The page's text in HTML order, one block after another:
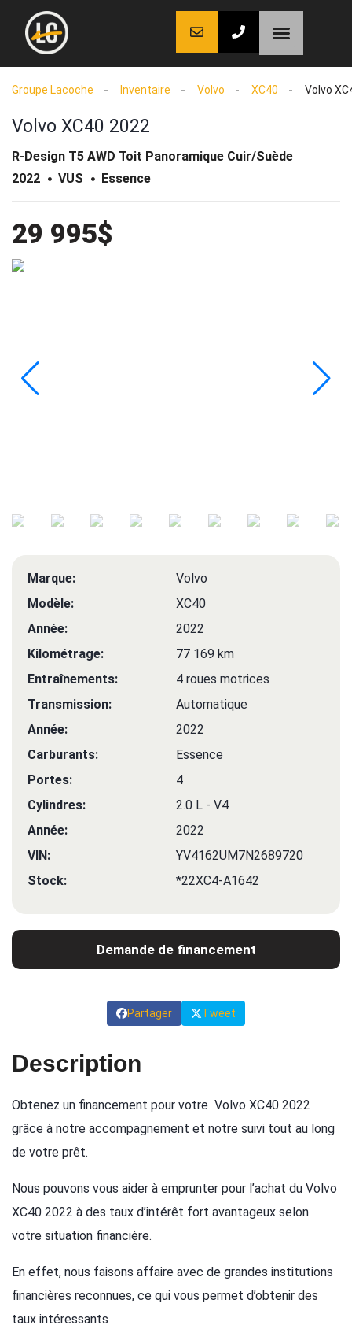
Groupe Lacoche Inventaire Volvo XC40 Volvo
Volvo XC40 2022
R-Design T5 AWD Toit Panoramique Cuir/Suède
2022
VUS Essence
29 995$
Marque:
Volvo
Modèle:
XC40
Année:
2022
Kilométrage:
77 169 km
Entraînements:
4 roues motrices
Transmission:
Automatique
Année:
2022
Carburants:
Essence
Portes:
4
Cylindres:
2.0 L - V4
Année:
2022
VIN:
YV4162UM7N2689720
Stock:
*22XC4-A1642
Demande de financement
Partager Tweet
Description
Obtenez un financement pour votre Volvo XC40 2022
grâce à notre accompagnement et notre suivi tout au long
de votre prêt.
Nous pouvons vous aider à emprunter pour l’achat du Volvo
XC40 2022 à des taux d’intérêt fort avantageux selon
votre situation financière.
En effet, nous faisons affaire avec de grandes institutions
financières reconnues, ce qui vous permet d’obtenir des
taux intéressants